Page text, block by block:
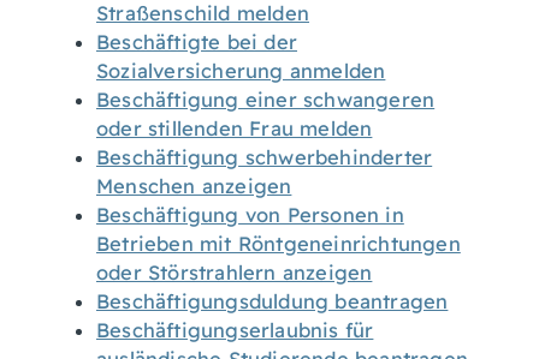
Straßenschild melden
Beschäftigte bei der
Sozialversicherung anmelden
Beschäftigung einer schwangeren
oder stillenden Frau melden
Beschäftigung schwerbehinderter
Menschen anzeigen
Beschäftigung von Personen in
Betrieben mit Röntgeneinrichtungen
oder Störstrahlern anzeigen
Beschäftigungsduldung beantragen
Beschäftigungserlaubnis für